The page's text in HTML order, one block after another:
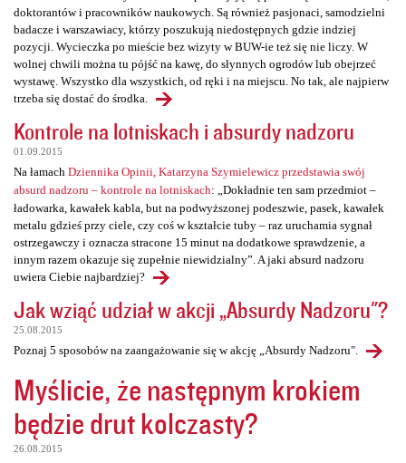
doktorantów i pracowników naukowych. Są również pasjonaci, samodzielni
badacze i warszawiacy, którzy poszukują niedostępnych gdzie indziej
pozycji. Wycieczka po mieście bez wizyty w BUW-ie też się nie liczy. W
wolnej chwili można tu pójść na kawę, do słynnych ogrodów lub obejrzeć
wystawę. Wszystko dla wszystkich, od ręki i na miejscu. No tak, ale najpierw
trzeba się dostać do środka.
Kontrole na lotniskach i absurdy nadzoru
01.09.2015
Na łamach Dziennika Opinii, Katarzyna Szymielewicz przedstawia swój
absurd nadzoru – kontrole na lotniskach: „Dokładnie ten sam przedmiot –
ładowarka, kawałek kabla, but na podwyższonej podeszwie, pasek, kawałek
metalu gdzieś przy ciele, czy coś w kształcie tuby – raz uruchamia sygnał
ostrzegawczy i oznacza stracone 15 minut na dodatkowe sprawdzenie, a
innym razem okazuje się zupełnie niewidzialny”. A jaki absurd nadzoru
uwiera Ciebie najbardziej?
Jak wziąć udział w akcji „Absurdy Nadzoru"?
25.08.2015
Poznaj 5 sposobów na zaangażowanie się w akcję „Absurdy Nadzoru".
Myślicie, że następnym krokiem
będzie drut kolczasty?
26.08.2015